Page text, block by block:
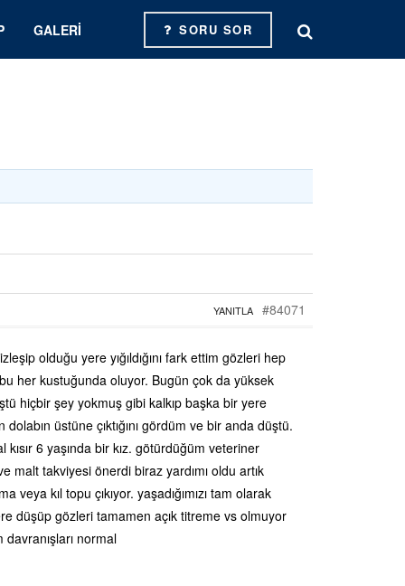
GALERI SORU SOR
#84071
YANITLA
olduğu yere yığıldığını fark ettim gözleri hep
her kustuğunda oluyor. Bugün çok da yüksek
hiçbir şey yokmuş gibi kalkıp başka bir yere
üstüne çıktığını gördüm ve bir anda düştü.
6 yaşında bir kız. götürdüğüm veteriner
malt takviyesi önerdi biraz yardımı oldu artık
kıl topu çıkıyor. yaşadığımızı tam olarak
düşüp gözleri tamamen açık titreme vs olmuyor
normal